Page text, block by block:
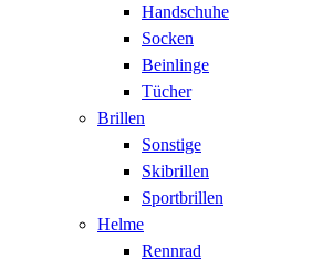
Handschuhe
Socken
Beinlinge
Tücher
Brillen
Sonstige
Skibrillen
Sportbrillen
Helme
Rennrad